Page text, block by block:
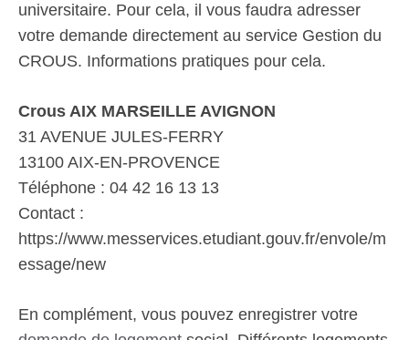
universitaire. Pour cela, il vous faudra adresser
votre demande directement au service Gestion du
CROUS. Informations pratiques pour cela.
Crous AIX MARSEILLE AVIGNON
31 AVENUE JULES-FERRY
13100 AIX-EN-PROVENCE
Téléphone : 04 42 16 13 13
Contact :
https://www.messervices.etudiant.gouv.fr/envole/m
essage/new
En complément, vous pouvez enregistrer votre